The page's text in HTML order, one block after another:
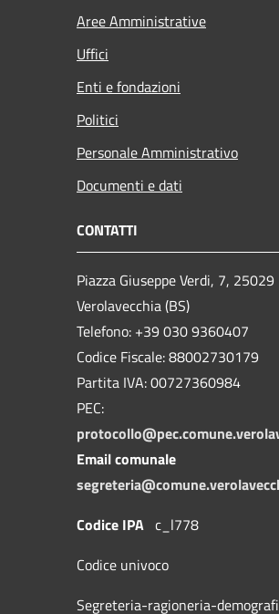
Aree Amministrative
Uffici
Enti e fondazioni
Politici
Personale Amministrativo
Documenti e dati
CONTATTI
Piazza Giuseppe Verdi, 7, 25029
Verolavecchia (BS)
Telefono: +39 030 9360407
Codice Fiscale: 88002730179
Partita IVA: 00727360984
PEC:
Email comunale
Codice IPA c_l778
Codice univoco
Segreteria-ragioneria-